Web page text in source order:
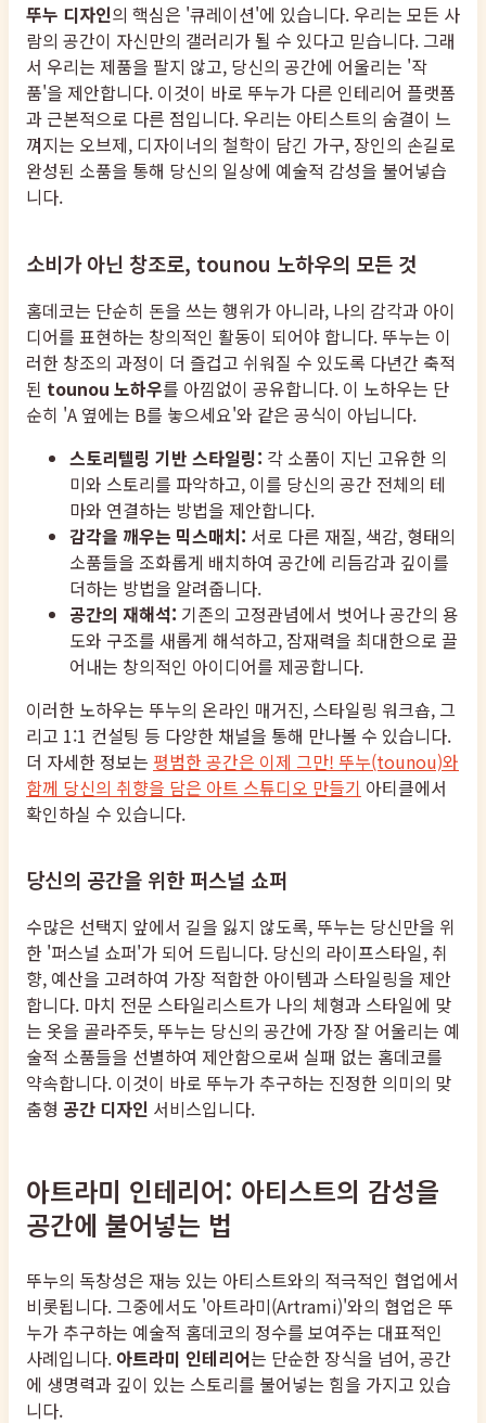
뚜누 디자인의 핵심은 '큐레이션'에 있습니다. 우리는 모든 사
람의 공간이 자신만의 갤러리가 될 수 있다고 믿습니다. 그래
서 우리는 제품을 팔지 않고, 당신의 공간에 어울리는 '작
품'을 제안합니다. 이것이 바로 뚜누가 다른 인테리어 플랫폼
과 근본적으로 다른 점입니다. 우리는 아티스트의 숨결이 느
껴지는 오브제, 디자이너의 철학이 담긴 가구, 장인의 손길로
완성된 소품을 통해 당신의 일상에 예술적 감성을 불어넣습
니다.
소비가 아닌 창조로, tounou 노하우의 모든 것
홈데코는 단순히 돈을 쓰는 행위가 아니라, 나의 감각과 아이
디어를 표현하는 창의적인 활동이 되어야 합니다. 뚜누는 이
러한 창조의 과정이 더 즐겁고 쉬워질 수 있도록 다년간 축적
된 tounou 노하우를 아낌없이 공유합니다. 이 노하우는 단
순히 'A 옆에는 B를 놓으세요'와 같은 공식이 아닙니다.
스토리텔링 기반 스타일링: 각 소품이 지닌 고유한 의
미와 스토리를 파악하고, 이를 당신의 공간 전체의 테
마와 연결하는 방법을 제안합니다.
감각을 깨우는 믹스매치: 서로 다른 재질, 색감, 형태의
소품들을 조화롭게 배치하여 공간에 리듬감과 깊이를
더하는 방법을 알려줍니다.
공간의 재해석: 기존의 고정관념에서 벗어나 공간의 용
도와 구조를 새롭게 해석하고, 잠재력을 최대한으로 끌
어내는 창의적인 아이디어를 제공합니다.
이러한 노하우는 뚜누의 온라인 매거진, 스타일링 워크숍, 그
리고 1:1 컨설팅 등 다양한 채널을 통해 만나볼 수 있습니다.
더 자세한 정보는 평범한 공간은 이제 그만! 뚜누(tounou)와
함께 당신의 취향을 담은 아트 스튜디오 만들기 아티클에서
확인하실 수 있습니다.
당신의 공간을 위한 퍼스널 쇼퍼
수많은 선택지 앞에서 길을 잃지 않도록, 뚜누는 당신만을 위
한 '퍼스널 쇼퍼'가 되어 드립니다. 당신의 라이프스타일, 취
향, 예산을 고려하여 가장 적합한 아이템과 스타일링을 제안
합니다. 마치 전문 스타일리스트가 나의 체형과 스타일에 맞
는 옷을 골라주듯, 뚜누는 당신의 공간에 가장 잘 어울리는 예
술적 소품들을 선별하여 제안함으로써 실패 없는 홈데코를
약속합니다. 이것이 바로 뚜누가 추구하는 진정한 의미의 맞
춤형 공간 디자인 서비스입니다.
아트라미 인테리어: 아티스트의 감성을
공간에 불어넣는 법
뚜누의 독창성은 재능 있는 아티스트와의 적극적인 협업에서
비롯됩니다. 그중에서도 '아트라미(Artrami)'와의 협업은 뚜
누가 추구하는 예술적 홈데코의 정수를 보여주는 대표적인
사례입니다. 아트라미 인테리어는 단순한 장식을 넘어, 공간
에 생명력과 깊이 있는 스토리를 불어넣는 힘을 가지고 있습
니다.